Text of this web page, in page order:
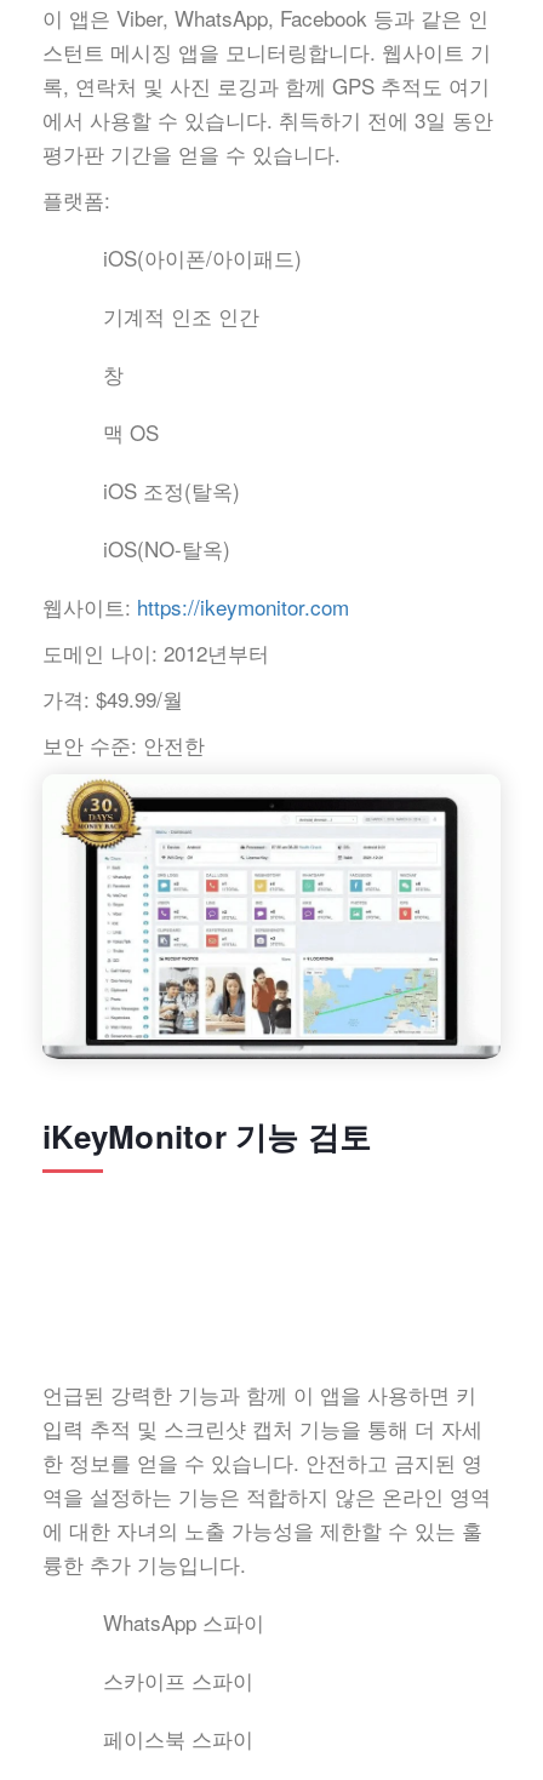
이 앱은 Viber, WhatsApp, Facebook 등과 같은 인
스턴트 메시징 앱을 모니터링합니다. 웹사이트 기
록, 연락처 및 사진 로깅과 함께 GPS 추적도 여기
에서 사용할 수 있습니다. 취득하기 전에 3일 동안
평가판 기간을 얻을 수 있습니다.
플랫폼:
iOS(아이폰/아이패드)
기계적 인조 인간
창
맥 OS
iOS 조정(탈옥)
iOS(NO-탈옥)
웹사이트: https://ikeymonitor.com
도메인 나이: 2012년부터
가격: $49.99/월
보안 수준: 안전한
iKeyMonitor 기능 검토
언급된 강력한 기능과 함께 이 앱을 사용하면 키
입력 추적 및 스크린샷 캡처 기능을 통해 더 자세
한 정보를 얻을 수 있습니다. 안전하고 금지된 영
역을 설정하는 기능은 적합하지 않은 온라인 영역
에 대한 자녀의 노출 가능성을 제한할 수 있는 훌
륭한 추가 기능입니다.
WhatsApp 스파이
스카이프 스파이
페이스북 스파이